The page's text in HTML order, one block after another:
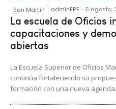
San Martín adminERE - 5 agosto,
La escuela de Oficios
capacitaciones y
abiertas
La Escuela Superior de Oficios
continúa fortaleciendo su
formación con una nueva